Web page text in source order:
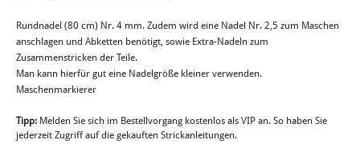
Rundnadel (80 cm) Nr. 4 mm. Zudem wird eine Nadel Nr. 2,5 zum Maschen
anschlagen und Abketten benötigt, sowie Extra-Nadeln zum
Zusammenstricken der Teile.
Man kann hierfür gut eine Nadelgröße kleiner verwenden.
Maschenmarkierer
Tipp: Melden Sie sich im Bestellvorgang kostenlos als VIP an. So haben Sie
jederzeit Zugriff auf die gekauften Strickanleitungen.